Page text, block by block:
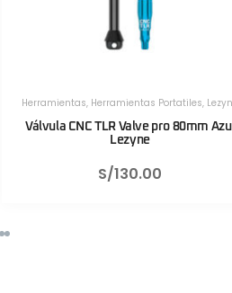
Herramientas,Herramientas Portatiles,
Válvula CNC TLR Valve pro 80mm
Lezyne
S/130.00